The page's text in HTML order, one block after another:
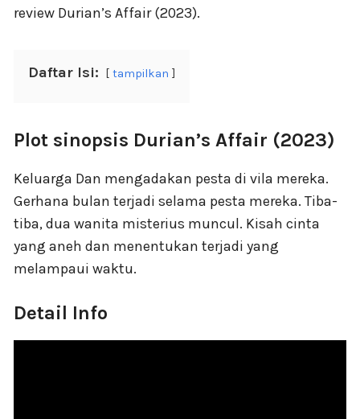
review Durian’s Affair (2023).
Daftar Isi: tampilkan
Plot sinopsis Durian’s Affair (2023)
Keluarga Dan mengadakan pesta di vila mereka.
Gerhana bulan terjadi selama pesta mereka. Tiba-
tiba, dua wanita misterius muncul. Kisah cinta
yang aneh dan menentukan terjadi yang
melampaui waktu.
Detail Info